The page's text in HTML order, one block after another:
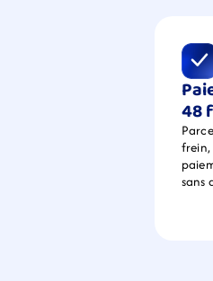
48
frein,
sans